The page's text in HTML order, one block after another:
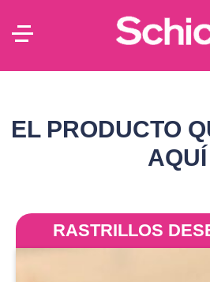
EL PRODUCTO
AQUÍ
RASTRILLOS